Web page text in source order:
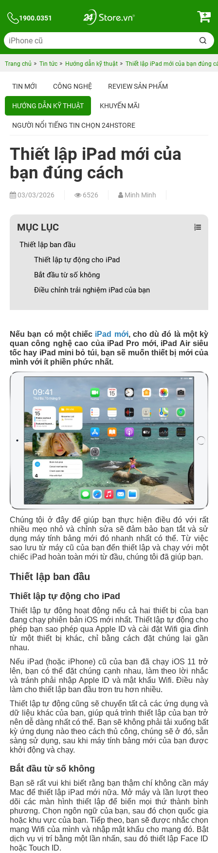
1900.0351
Trang chủ Tin tức Hướng dẫn kỹ thuật Thiết lập iPad mới của bạn đúng
TIN MỚI CÔNG NGHỆ REVIEW SẢN PHẨM
HƯỚNG DẪN KỸ THUẬT KHUYẾN MÃI
NGƯỜI NỔI TIẾNG TIN CHỌN 24HSTORE
Thiết lập iPad mới của
bạn đúng cách
03/03/2026 6526 Minh Minh
MỤC LỤC
Thiết lập ban đầu
Thiết lập tự động cho iPad
Bắt đầu từ số không
Điều chỉnh trải nghiệm iPad của bạn
Nếu bạn có một chiếc iPad mới, cho dù đó là một kỳ
quan công nghệ cao của iPad Pro mới, iPad Air siêu
tốc hay iPad mini bỏ túi, bạn sẽ muốn thiết bị mới của
mình với ít phiền phức nhất.
Chúng tôi ở đây để giúp bạn thực hiện điều đó với rất
nhiều mẹo nhỏ và chỉnh sửa sẽ đảm bảo bạn tắt và sử
dụng máy tính bảng mới đó nhanh nhất có thể. Từ việc
sao lưu từ máy cũ của bạn đến thiết lập và chạy với một
chiếc iPad hoàn toàn mới từ đầu, chúng tôi đã giúp bạn.
Thiết lập ban đầu
Thiết lập tự động cho iPad
Thiết lập tự động hoạt động nếu cả hai thiết bị của bạn
đang chạy phiên bản iOS mới nhất. Thiết lập tự động cho
phép bạn sao phép qua Apple ID và cài đặt Wifi gia đình
từ một thiết bị khác, chỉ bằng cách đặt chúng lại gần
nhau.
Nếu iPad (hoặc iPhone) cũ của bạn đã chạy iOS 11 trở
lên, bạn có thể đặt chúng cạnh nhau, làm theo lời nhắc
và tránh phải nhập Apple ID và mật khẩu Wifi. Điều này
làm cho thiết lập ban đầu trơn tru hơn nhiều.
Thiết lập tự động cũng sẽ chuyển tất cả các ứng dụng và
dữ liệu khác của bạn, giúp quá trình thiết lập của bạn trở
nên dễ dàng nhất có thể. Bạn sẽ không phải tải xuống bất
kỳ ứng dụng nào theo cách thủ công, chúng sẽ ở đó, sẵn
sàng sử dụng, sau khi máy tính bảng mới của bạn được
khởi động và chạy.
Bắt đầu từ số không
Bạn sẽ rất vui khi biết rằng bạn thậm chí không cần máy
Mac để thiết lập iPad mới nữa. Mở máy và lần lượt theo
dõi các màn hình thiết lập để biến mọi thứ thành bình
phương. Chọn ngôn ngữ của bạn, sau đó chọn quốc gia
hoặc khu vực của bạn. Tiếp theo, bạn sẽ được nhắc chọn
mạng Wifi của mình và nhập mật khẩu cho mạng đó. Bật
dịch vụ vị trí bằng một lần nhấn, sau đó thiết lập Face ID
hoặc Touch ID.